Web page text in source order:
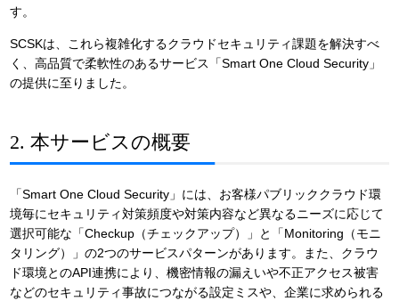
す。
SCSKは、これら複雑化するクラウドセキュリティ課題を解決すべ
く、高品質で柔軟性のあるサービス「Smart One Cloud Security」
の提供に至りました。
2. 本サービスの概要
「Smart One Cloud Security」には、お客様パブリッククラウド環
境毎にセキュリティ対策頻度や対策内容など異なるニーズに応じて
選択可能な「Checkup（チェックアップ）」と「Monitoring（モニ
タリング）」の2つのサービスパターンがあります。また、クラウ
ド環境とのAPI連携により、機密情報の漏えいや不正アクセス被害
などのセキュリティ事故につながる設定ミスや、企業に求められる